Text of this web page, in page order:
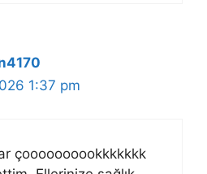
1:37 pm
çoooooooookkkkkkk